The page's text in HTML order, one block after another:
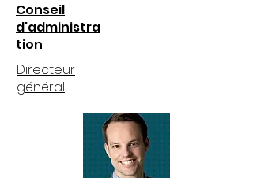
Conseil
d'administra
tion
Directeur
général